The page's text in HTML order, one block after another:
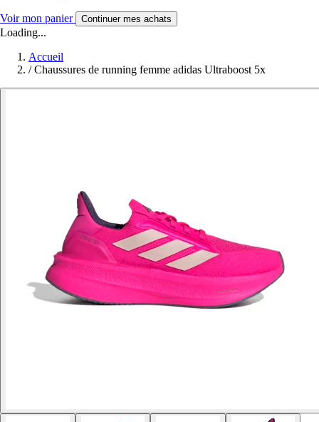
Voir mon panier Continuer mes achats
Loading...
Accueil
/ Chaussures de running femme adidas Ultraboost 5x